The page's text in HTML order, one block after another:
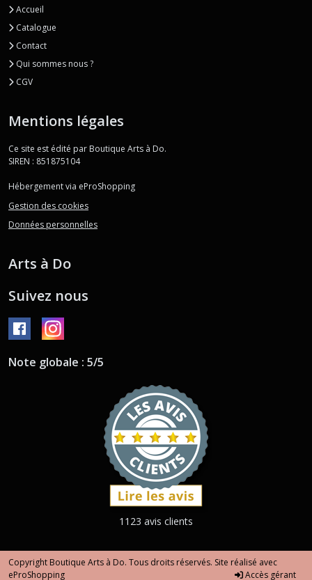
Accueil
Catalogue
Contact
Qui sommes nous ?
CGV
Mentions légales
Ce site est édité par Boutique Arts à Do.
SIREN : 851875104
Hébergement via eProShopping
Gestion des cookies
Données personnelles
Arts à Do
Suivez nous
Note globale : 5/5
1123 avis clients
Copyright Boutique Arts à Do. Tous droits réservés. Site réalisé avec
eProShopping
Accès gérant